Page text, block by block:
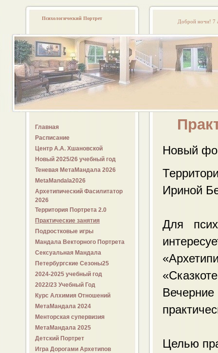
Психологический Портрет Доброй ночи! 7
Главная
Расписание
Центр А.А. Хшановской
Новый 2025/26 учебный год
Теневая МетаМандала 2026
MetaMandala2026
Архетипический Фасилитатор
2026
Территория Портрета 2.0
Практические занятия
Подростковые игры
Мандала Векторного Портрета
Сексуальная Мандала
Петербургские Сезоны25
2024-2025 учебный год
2022/23 Учебный Год
Курс Алхимия Отношений
МетаМандала 2024
Менторская супервизия
МетаМандала 2025
Детский Портрет
Игра Дорогами Архетипов
Новый
Ириной
Для
Целью